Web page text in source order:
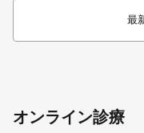
最
オンライン診療